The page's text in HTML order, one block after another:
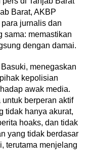
Barat, AKBP
jurnalis dan
sama: memastikan
dengan damai.
menegaskan
kepolisian
awak media.
berperan aktif
tidak hanya akurat,
hoaks, dan tidak
yang tidak berdasar
terutama menjelang